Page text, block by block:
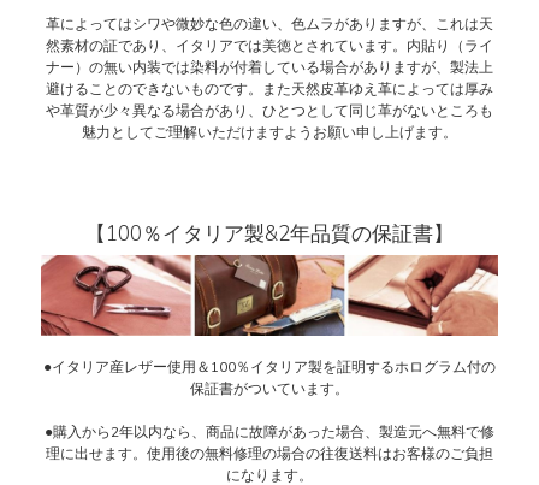
革によってはシワや微妙な色の違い、色ムラがありますが、これは天
然素材の証であり、イタリアでは美徳とされています。内貼り（ライ
ナー）の無い内装では染料が付着している場合がありますが、製法上
避けることのできないものです。また天然皮革ゆえ革によっては厚み
や革質が少々異なる場合があり、ひとつとして同じ革がないところも
魅力としてご理解いただけますようお願い申し上げます。
【100％イタリア製&2年品質の保証書】
●イタリア産レザー使用＆100％イタリア製を証明するホログラム付の
保証書がついています。
●購入から2年以内なら、商品に故障があった場合、製造元へ無料で修
理に出せます。使用後の無料修理の場合の往復送料はお客様のご負担
になります。